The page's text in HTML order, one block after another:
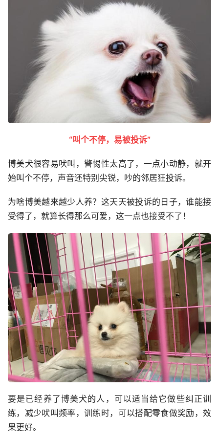
“叫个不停，易被投诉”
博美犬很容易吠叫，警惕性太高了，一点小动静，就开
始叫个不停，声音还特别尖锐，吵的邻居狂投诉。
为啥博美越来越少人养？这天天被投诉的日子，谁能接
受得了，就算长得那么可爱，这一点也接受不了！
要是已经养了博美犬的人，可以适当给它做些纠正训
练，减少吠叫频率，训练时，可以搭配零食做奖励，效
果更好。